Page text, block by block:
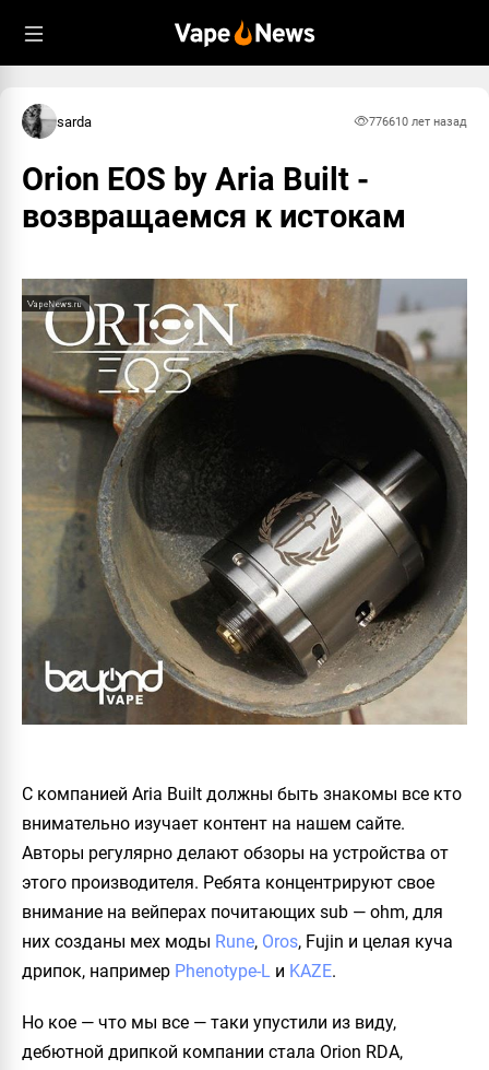
sarda 776610 лет назад
Orion EOS by Aria Built -
возвращаемся к истокам
С компанией Aria Built должны быть знакомы все кто
внимательно изучает контент на нашем сайте.
Авторы регулярно делают обзоры на устройства от
этого производителя. Ребята концентрируют свое
внимание на вейперах почитающих sub — ohm, для
них созданы мех моды Rune, Oros, Fujin и целая куча
дрипок, например Phenotype-L и KAZE.
Но кое — что мы все — таки упустили из виду,
дебютной дрипкой компании стала Orion RDA,